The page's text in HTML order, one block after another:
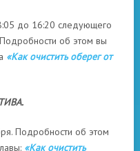
до 16:20 следующего
об этом вы
«Как очистить оберег от
Подробности об этом
«Как очистить